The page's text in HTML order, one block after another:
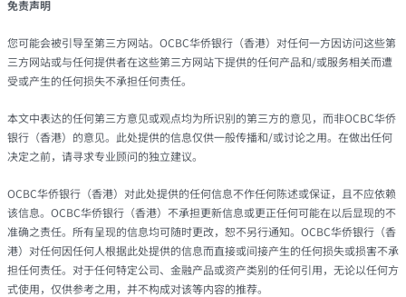
免责声明
您可能会被引导至第三方网站。OCBC华侨银行（香港）对任何一方因访问这些第
三方网站或与任何提供者在这些第三方网站下提供的任何产品和/或服务相关而遭
受或产生的任何损失不承担任何责任。
本文中表达的任何第三方意见或观点均为所识别的第三方的意见，而非OCBC华侨
银行（香港）的意见。此处提供的信息仅供一般传播和/或讨论之用。在做出任何
决定之前，请寻求专业顾问的独立建议。
OCBC华侨银行（香港）对此处提供的任何信息不作任何陈述或保证，且不应依赖
该信息。OCBC华侨银行（香港）不承担更新信息或更正任何可能在以后显现的不
准确之责任。所有呈现的信息均可随时更改，恕不另行通知。OCBC华侨银行（香
港）对任何因任何人根据此处提供的信息而直接或间接产生的任何损失或损害不承
担任何责任。对于任何特定公司、金融产品或资产类别的任何引用，无论以任何方
式使用，仅供参考之用，并不构成对该等内容的推荐。